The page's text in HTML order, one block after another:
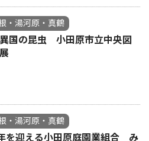
・湯河原・真鶴
国の昆虫 小田原市立中央図
・湯河原・真鶴
を迎える小田原庭園業組合 み